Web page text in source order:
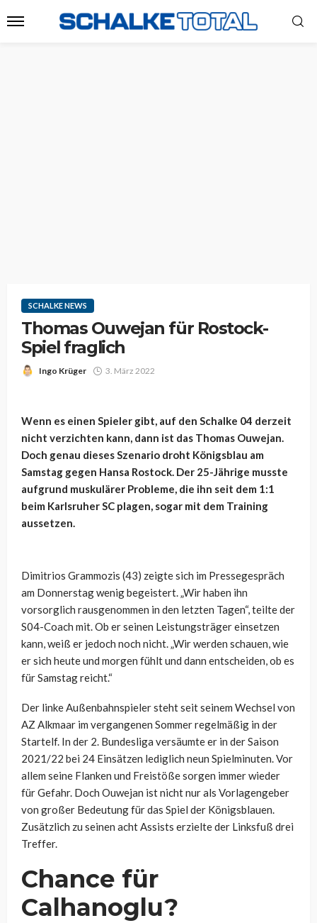
SCHALKE NEWS
Thomas Ouwejan für Rostock-
Spiel fraglich
Ingo Krüger 3. März 2022
Wenn es einen Spieler gibt, auf den Schalke 04 derzeit
nicht verzichten kann, dann ist das Thomas Ouwejan.
Doch genau dieses Szenario droht Königsblau am
Samstag gegen Hansa Rostock. Der 25-Jährige musste
aufgrund muskulärer Probleme, die ihn seit dem 1:1
beim Karlsruher SC plagen, sogar mit dem Training
aussetzen.
Dimitrios Grammozis (43) zeigte sich im Pressegespräch
am Donnerstag wenig begeistert. „Wir haben ihn
vorsorglich rausgenommen in den letzten Tagen“, teilte der
S04-Coach mit. Ob er seinen Leistungsträger einsetzen
kann, weiß er jedoch noch nicht. „Wir werden schauen, wie
er sich heute und morgen fühlt und dann entscheiden, ob es
für Samstag reicht.“
Der linke Außenbahnspieler steht seit seinem Wechsel von
AZ Alkmaar im vergangenen Sommer regelmäßig in der
Startelf. In der 2. Bundesliga versäumte er in der Saison
2021/22 bei 24 Einsätzen lediglich neun Spielminuten. Vor
allem seine Flanken und Freistöße sorgen immer wieder
für Gefahr. Doch Ouwejan ist nicht nur als Vorlagengeber
von großer Bedeutung für das Spiel der Königsblauen.
Zusätzlich zu seinen acht Assists erzielte der Linksfuß drei
Treffer.
Chance für
Calhanoglu?